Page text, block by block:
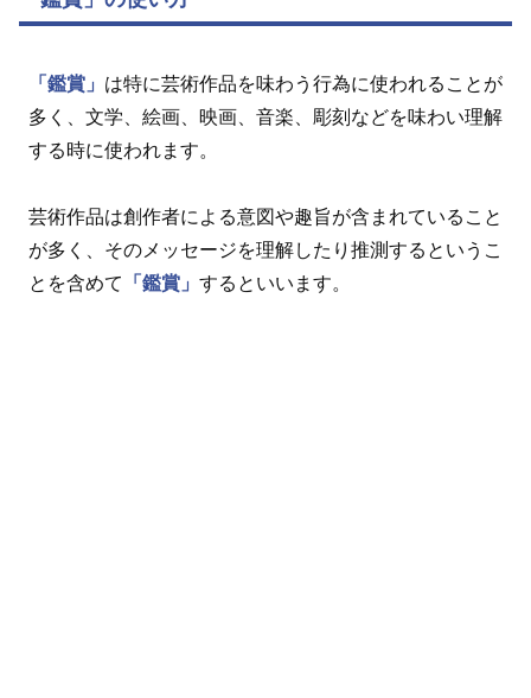
「鑑賞」 は特に芸術作品を味わう行為に使われることが
多く、文学、絵画、映画、音楽、彫刻などを味わい理解
する時に使われます。
芸術作品は創作者による意図や趣旨が含まれていること
が多く、そのメッセージを理解したり推測するというこ
とを含めて
「鑑賞」 するといいます。